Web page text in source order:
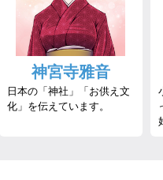
神宮寺雅音
日本の「神社」「お供え文
化」を伝えています。